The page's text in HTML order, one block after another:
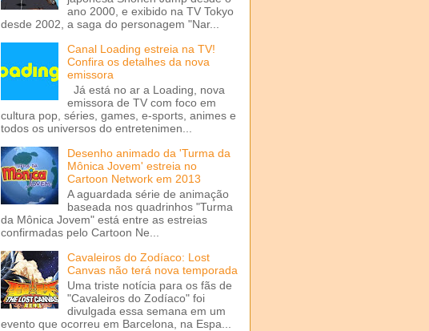
ano 2000, e exibido na TV Tokyo
desde 2002, a saga do personagem "Nar...
Canal Loading estreia na TV!
Confira os detalhes da nova
emissora
Já está no ar a Loading, nova
emissora de TV com foco em
cultura pop, séries, games, e-sports, animes e
todos os universos do entretenimen...
Desenho animado da 'Turma da
Mônica Jovem' estreia no
Cartoon Network em 2013
A aguardada série de animação
baseada nos quadrinhos "Turma
da Mônica Jovem" está entre as estreias
confirmadas pelo Cartoon Ne...
Cavaleiros do Zodíaco: Lost
Canvas não terá nova temporada
Uma triste notícia para os fãs de
"Cavaleiros do Zodíaco" foi
divulgada essa semana em um
evento que ocorreu em Barcelona, na Espa...